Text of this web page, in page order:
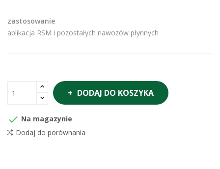
zastosowanie
aplikacja RSM i pozostałych nawozów płynnych
DODAJ DO KOSZYKA
 Na magazynie
Dodaj do porównania